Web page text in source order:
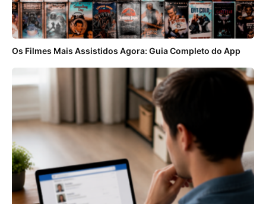
Os Filmes Mais Assistidos Agora: Guia Completo do App